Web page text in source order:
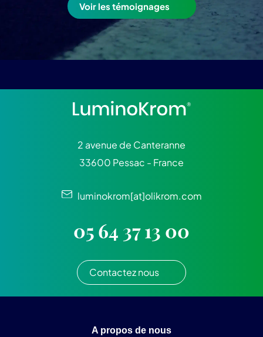
Voir les témoignages
2 avenue de Canteranne
33600 Pessac - France
luminokrom[at]olikrom.com
05 64 37 13 00
Contactez nous
A propos de nous